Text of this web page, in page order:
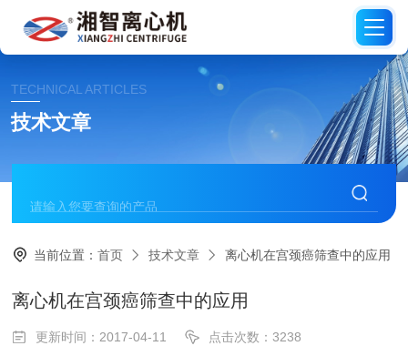
TECHNICAL ARTICLES
技术文章
当前位置：首页 技术文章 离心机在宫颈癌筛查中的应用
离心机在宫颈癌筛查中的应用
更新时间：2017-04-11 点击次数：3238